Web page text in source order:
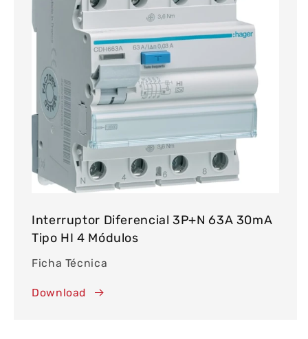
Interruptor Diferencial 3P+N 63A 30mA
Tipo HI 4 Módulos
Ficha Técnica
Download